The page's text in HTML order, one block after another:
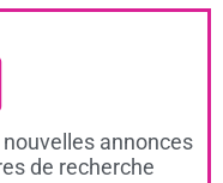
annonces
de recherche